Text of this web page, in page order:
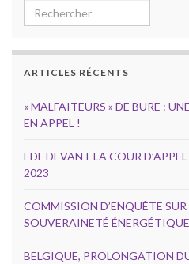
Search for:
ARTICLES RÉCENTS
« MALFAITEURS » DE BURE :
EN APPEL !
EDF DEVANT LA COUR
2023
COMMISSION D’ENQUÊTE SUR
SOUVERAINETÉ
BELGIQUE, PROLONGATION